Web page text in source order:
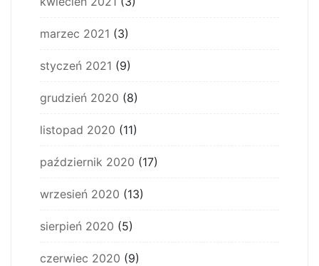
marzec 2021 (3)
styczeń 2021 (9)
grudzień 2020 (8)
listopad 2020 (11)
październik 2020 (17)
wrzesień 2020 (13)
sierpień 2020 (5)
czerwiec 2020 (9)